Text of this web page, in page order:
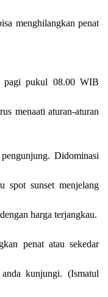
menghilangkan penat
pagi pukul 08.00 WIB
menaati aturan-aturan
Didominasi
spot sunset menjelang
harga terjangkau.
penat atau sekedar
kunjungi. (Ismatul